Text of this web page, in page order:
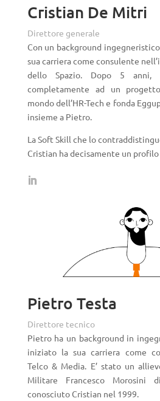
Cristian De Mitri
Direttore generale
Con un background
sua carriera come consulente
dello Spazio. Dopo 5 anni,
completamente ad un
mondo dell’HR-Tech e fonda
insieme a Pietro.
La Soft Skill che lo
Cristian ha decisamente un profilo
Pietro Testa
Direttore tecnico
Pietro ha un background in
iniziato la sua carriera come
Telco & Media. E’ stato un
Militare Francesco Morosini
conosciuto Cristian nel 1999.